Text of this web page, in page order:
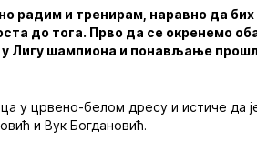
радим и тренирам, наравно да бих
до тога. Прво да се окренемо
у Лигу шампиона и понављање
у црвено-белом дресу и истиче да
и Вук Богдановић.